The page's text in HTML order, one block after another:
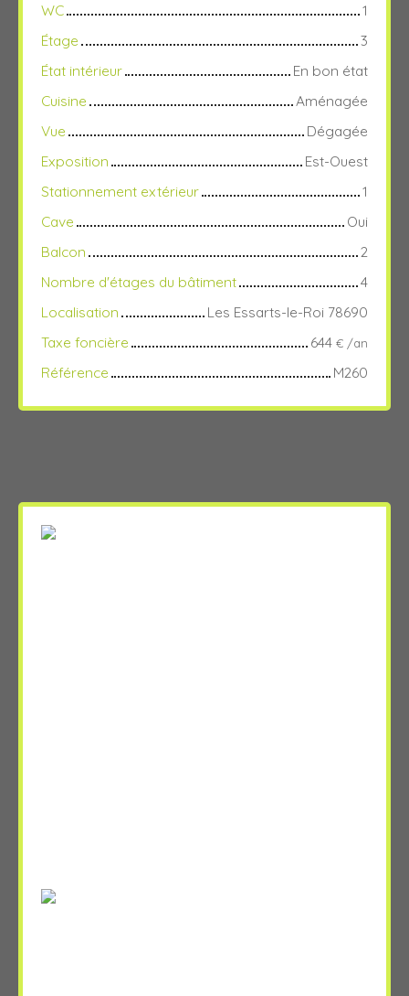
WC
1
Étage
3
État intérieur
En bon état
Cuisine
Aménagée
Vue
Dégagée
Exposition
Est-Ouest
Stationnement extérieur
1
Cave
Oui
Balcon
2
Nombre d'étages du bâtiment
4
Localisation
Les Essarts-le-Roi 78690
Taxe foncière
644 € /an
Référence M260